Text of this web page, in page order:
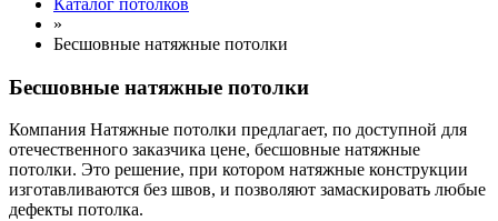
Каталог потолков
»
Бесшовные натяжные потолки
Бесшовные натяжные потолки
Компания Натяжные потолки предлагает, по доступной для
отечественного заказчика цене, бесшовные натяжные
потолки. Это решение, при котором натяжные конструкции
изготавливаются без швов, и позволяют замаскировать любые
дефекты потолка.